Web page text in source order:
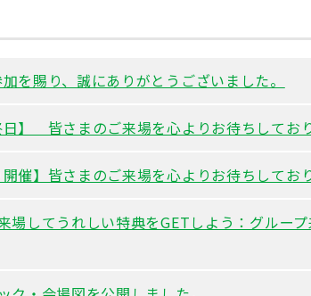
を賜り、誠にありがとうございました。
日】 皆さまのご来場を心よりお待ちしており
開催】皆さまのご来場を心よりお待ちしてお
場してうれしい特典をGETしよう：グルー